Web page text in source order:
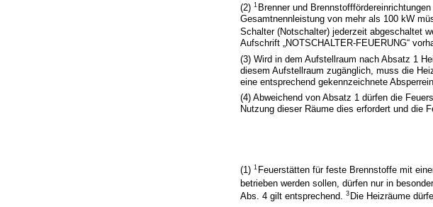
(2)1 Brenner und
Gesamtnennleistung von mehr als 100 kW
Schalter (Notschalter) jederzeit abgeschaltet
Aufschrift „NOTSCHALTER-FEUERUNG“
(3) Wird in dem Aufstellraum nach Absatz 1
diesem Aufstellraum zugänglich, muss die
eine entsprechend gekennzeichnete
(4) Abweichend von Absatz 1 dürfen die
Nutzung dieser Räume dies erfordert und die
(1)1 Feuerstätten für feste Brennstoffe mit
betrieben werden sollen, dürfen nur in
Abs. 4 gilt entsprechend.3 Die Heizräume